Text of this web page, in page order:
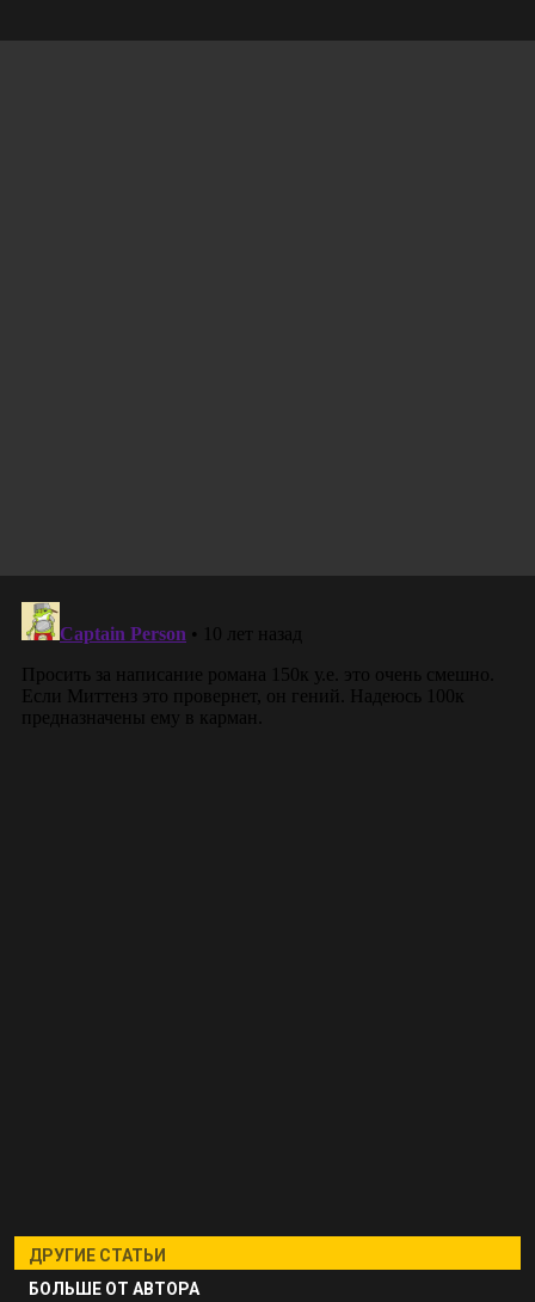
ДРУГИЕ СТАТЬИ
БОЛЬШЕ ОТ АВТОРА